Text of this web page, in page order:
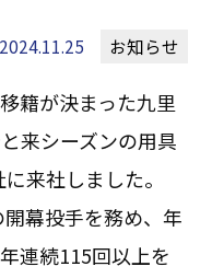
2024.11.25 お知らせ
籍が決まった九里
来シーズンの用具
来社しました。
幕投手を務め、年
連続115回以上を